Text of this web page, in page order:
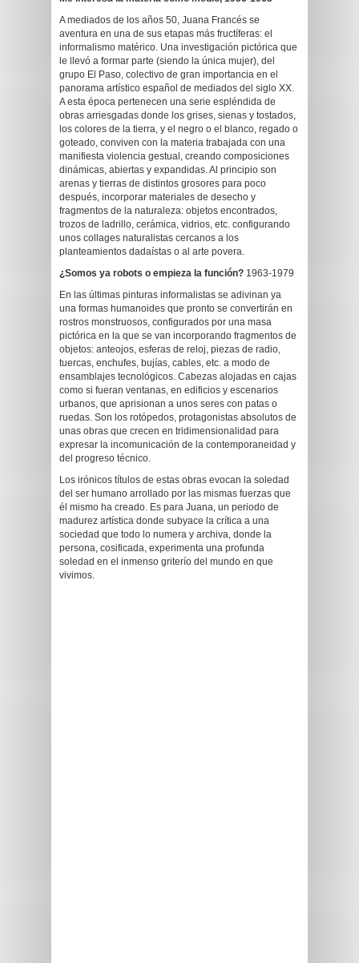
A mediados de los años 50, Juana Francés se
aventura en una de sus etapas más fructíferas: el
informalismo matérico. Una investigación pictórica que
le llevó a formar parte (siendo la única mujer), del
grupo El Paso, colectivo de gran importancia en el
panorama artístico español de mediados del siglo XX.
A esta época pertenecen una serie espléndida de
obras arriesgadas donde los grises, sienas y tostados,
los colores de la tierra, y el negro o el blanco, regado o
goteado, conviven con la materia trabajada con una
manifiesta violencia gestual, creando composiciones
dinámicas, abiertas y expandidas. Al principio son
arenas y tierras de distintos grosores para poco
después, incorporar materiales de desecho y
fragmentos de la naturaleza: objetos encontrados,
trozos de ladrillo, cerámica, vidrios, etc. configurando
unos collages naturalistas cercanos a los
planteamientos dadaístas o al arte povera.
¿Somos ya robots o empieza la función? 1963-1979
En las últimas pinturas informalistas se adivinan ya
una formas humanoides que pronto se convertirán en
rostros monstruosos, configurados por una masa
pictórica en la que se van incorporando fragmentos de
objetos: anteojos, esferas de reloj, piezas de radio,
tuercas, enchufes, bujías, cables, etc. a modo de
ensamblajes tecnológicos. Cabezas alojadas en cajas
como si fueran ventanas, en edificios y escenarios
urbanos, que aprisionan a unos seres con patas o
ruedas. Son los rotópedos, protagonistas absolutos de
unas obras que crecen en tridimensionalidad para
expresar la incomunicación de la contemporaneidad y
del progreso técnico.
Los irónicos títulos de estas obras evocan la soledad
del ser humano arrollado por las mismas fuerzas que
él mismo ha creado. Es para Juana, un periodo de
madurez artística donde subyace la crítica a una
sociedad que todo lo numera y archiva, donde la
persona, cosificada, experimenta una profunda
soledad en el inmenso griterío del mundo en que
vivimos.